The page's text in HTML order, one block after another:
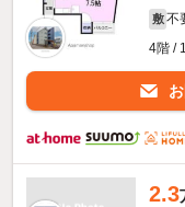
敷 不
4階 /
2.3